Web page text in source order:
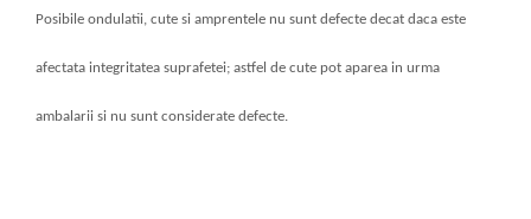
Posibile ondulatii, cute si amprentele nu sunt defecte decat daca este
afectata integritatea suprafetei; astfel de cute pot aparea in urma
ambalarii si nu sunt considerate defecte.